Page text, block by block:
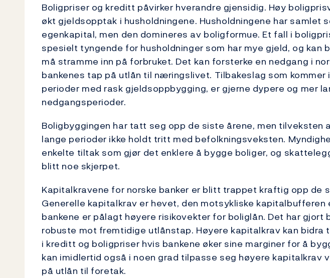
Boligpriser og kreditt påvirker hverandre gjensidig. Høy
økt gjeldsopptak i husholdningene. Husholdningene har samlet
egenkapital, men den domineres av boligformue. Et fall i
spesielt tyngende for husholdninger som har mye gjeld, og kan
må stramme inn på forbruket. Det kan forsterke en nedgang i
bankenes tap på utlån til næringslivet. Tilbakeslag som kommer
perioder med rask gjeldsoppbygging, er gjerne dypere og mer
nedgangsperioder.
Boligbyggingen har tatt seg opp de siste årene, men tilveksten
lange perioder ikke holdt tritt med befolkningsveksten.
enkelte tiltak som gjør det enklere å bygge boliger, og
blitt noe skjerpet.
Kapitalkravene for norske banker er blitt trappet kraftig opp de
Generelle kapitalkrav er hevet, den motsykliske kapitalbufferen
bankene er pålagt høyere risikovekter for boliglån. Det har gjort
robuste mot fremtidige utlånstap. Høyere kapitalkrav kan bidra
i kreditt og boligpriser hvis bankene øker sine marginer for å
kan imidlertid også i noen grad tilpasse seg høyere kapitalkrav
på utlån til foretak.